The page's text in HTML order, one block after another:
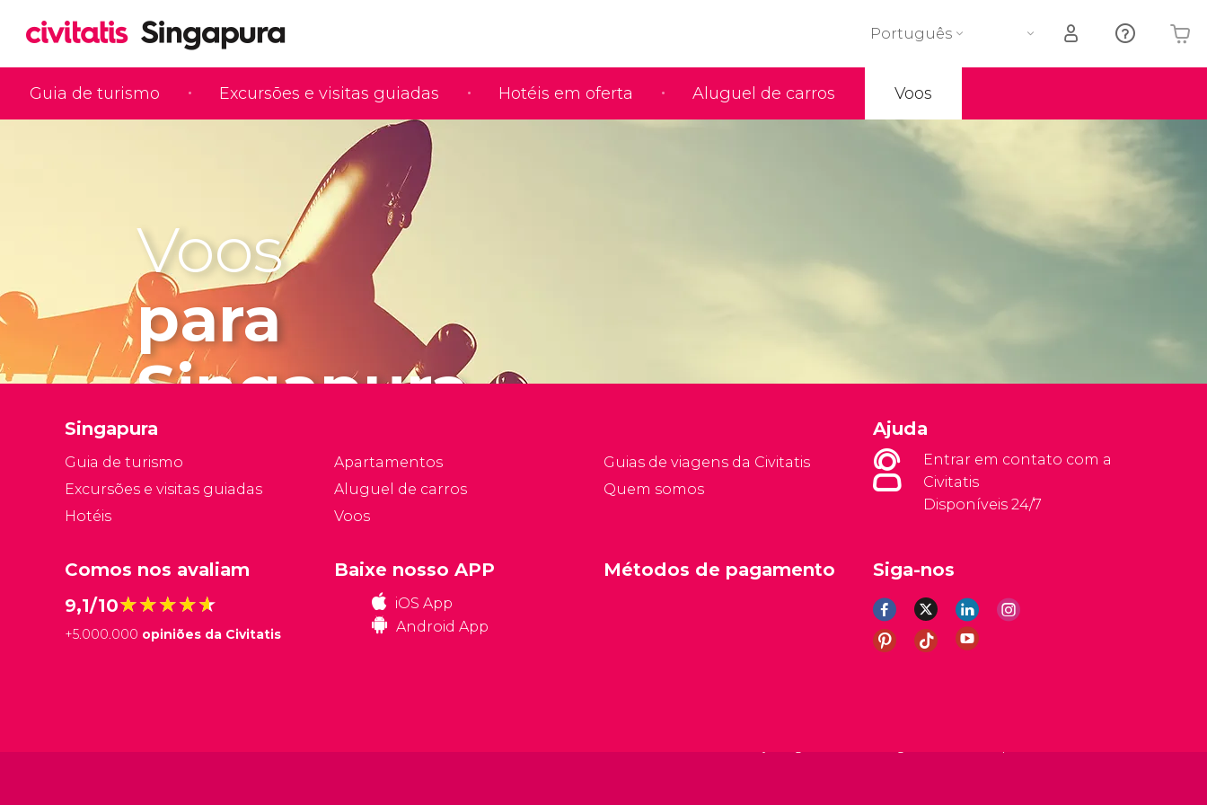
Guia de turismo Excursões e visitas guiadas Hotéis em oferta Aluguel de carros Voos
Português
Voos
para
Singapura
Singapura
Guia de turismo
Excursões e visitas guiadas
Hotéis
Apartamentos
Aluguel de carros
Voos
Guias de viagens da Civitatis
Quem somos
Ajuda
Entrar em contato com a
Civitatis
Disponíveis 24/7
Comos nos avaliam
9,1/10★★★★★
★★★★★
+5.000.000 opiniões da Civitatis
Siga-nos
Baixe nosso APP
iOS App
Android App
Métodos de pagamento